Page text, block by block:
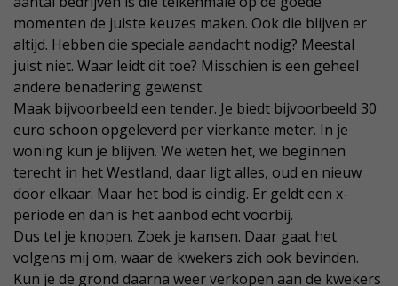
momenten de juiste keuzes maken. Ook die blijven er
altijd. Hebben die speciale aandacht nodig? Meestal
juist niet. Waar leidt dit toe? Misschien is een geheel
andere benadering gewenst.
Maak bijvoorbeeld een tender. Je biedt bijvoorbeeld 30
euro schoon opgeleverd per vierkante meter. In je
woning kun je blijven. We weten het, we beginnen
terecht in het Westland, daar ligt alles, oud en nieuw
door elkaar. Maar het bod is eindig. Er geldt een x-
periode en dan is het aanbod echt voorbij.
Dus tel je knopen. Zoek je kansen. Daar gaat het
volgens mij om, waar de kwekers zich ook bevinden.
Kun je de grond daarna weer verkopen aan de kwekers